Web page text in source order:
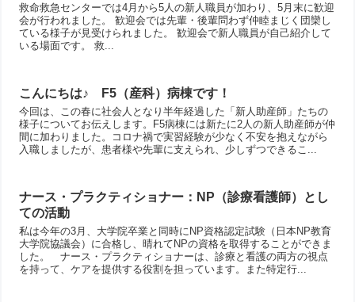
救命救急センターでは4月から5人の新人職員が加わり、5月末に歓迎
会が行われました。 歓迎会では先輩・後輩問わず仲睦まじく団欒し
ている様子が見受けられました。 歓迎会で新人職員が自己紹介して
いる場面です。 救...
こんにちは♪ F5（産科）病棟です！
今回は、この春に社会人となり半年経過した「新人助産師」たちの
様子についてお伝えします。F5病棟には新たに2人の新人助産師が仲
間に加わりました。コロナ禍で実習経験が少なく不安を抱えながら
入職しましたが、患者様や先輩に支えられ、少しずつできるこ...
ナース・プラクティショナー：NP（診療看護師）とし
ての活動
私は今年の3月、大学院卒業と同時にNP資格認定試験（日本NP教育
大学院協議会）に合格し、晴れてNPの資格を取得することができま
した。 ナース・プラクティショナーは、診療と看護の両方の視点
を持って、ケアを提供する役割を担っています。また特定行...